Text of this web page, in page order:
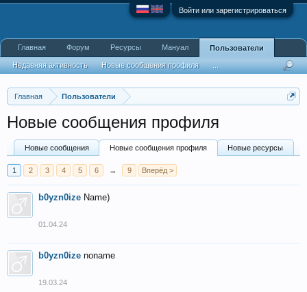
Войти или зарегистрироваться
Главная Пользователи
Новые сообщения профиля
Новые сообщения Новые сообщения профиля Новые ресурсы
1 2 3 4 5 6 → 9 Вперёд >
b0yzn0ize Name)
01.04.24
b0yzn0ize noname
19.03.24
Главная Форум Ресурсы Мануал Пользователи
Недавняя активность Новые сообщения профиля